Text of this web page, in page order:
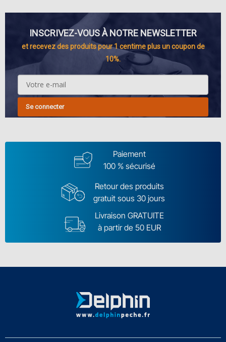
INSCRIVEZ-VOUS À NOTRE NEWSLETTER
et recevez des produits pour 1 centime plus un coupon de
10%.
Se connecter
Paiement
100 % sécurisé
Retour des produits
gratuit sous 30 jours
Livraison GRATUITE
à partir de 50 EUR